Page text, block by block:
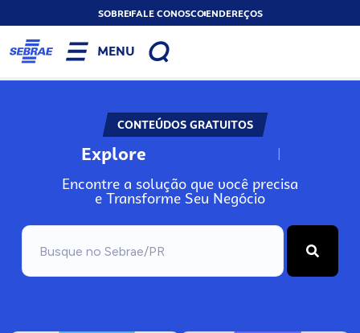
SOBREFALE CONOSCOENDEREÇOS
MENU
CONTEÚDOS GRATUITOS
Explore N
Encontre a solução que você precisa
e Transforme Seu Negócio